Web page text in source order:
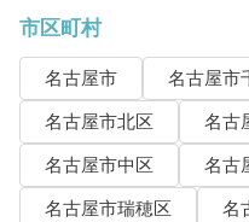
市区町村
名古屋市 名古屋市
名古屋市北区
名古
名古屋市中区
名古
名古屋市瑞穂区
名